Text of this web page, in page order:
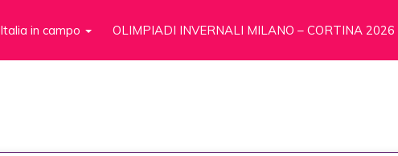
Italia in campo OLIMPIADI INVERNALI MILANO – CORTINA 2026